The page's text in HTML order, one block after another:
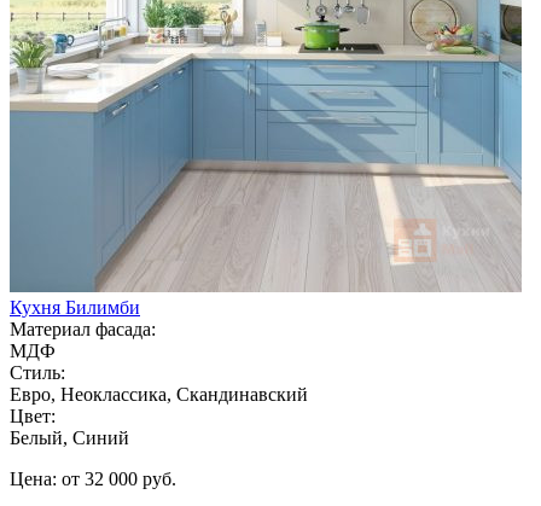
Кухня Билимби
Материал фасада:
МДФ
Стиль:
Евро, Неоклассика, Скандинавский
Цвет:
Белый, Синий
Цена: от 32 000 руб.